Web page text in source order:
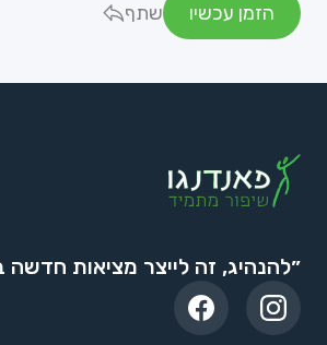
הזמן עכשיו
שתף
״להנהיג, זה לייצר מציאות